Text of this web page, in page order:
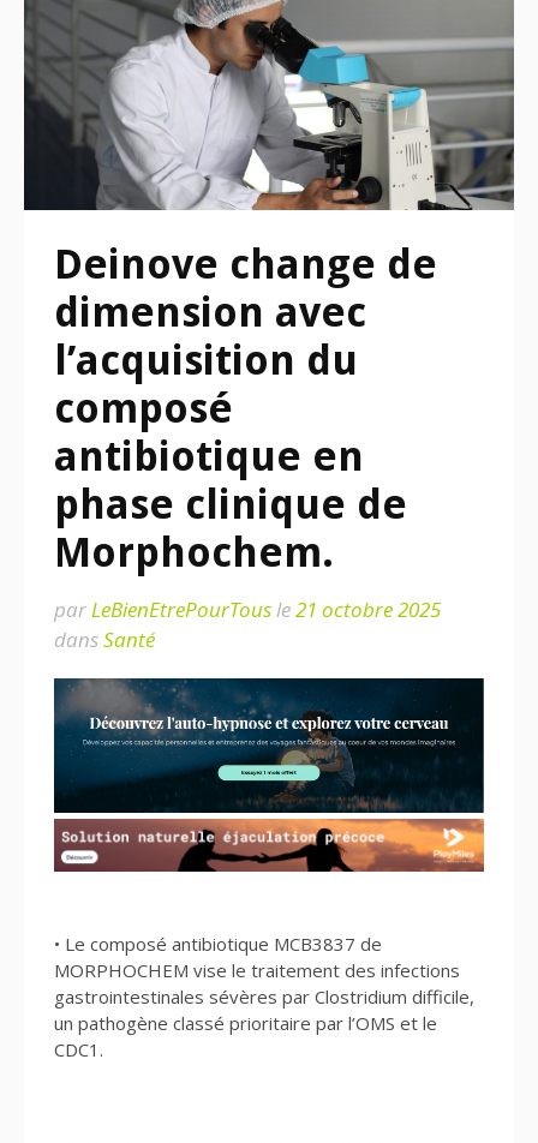
Deinove change de
dimension avec
l’acquisition du
composé
antibiotique en
phase clinique de
Morphochem.
parLeBienEtrePourTousle21 octobre 2025
dansSanté
• Le composé antibiotique MCB3837 de
MORPHOCHEM vise le traitement des infections
gastrointestinales sévères par Clostridium difficile,
un pathogène classé prioritaire par l’OMS et le
CDC1.